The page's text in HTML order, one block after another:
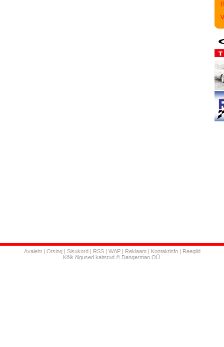
(
Avaleht | Otsing| Sisukord | RSS | WAP| Reklaam| Kontaktinfo| Reeglid
Kõik õigused kaitstud © Dangerman OÜ.